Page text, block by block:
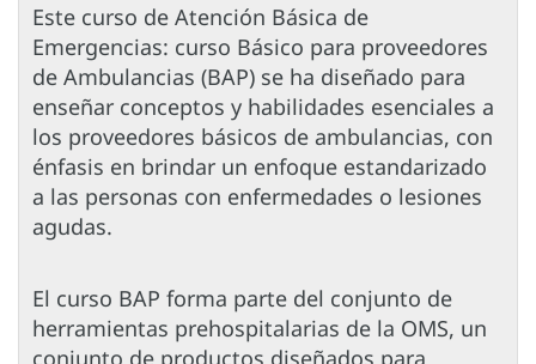
Este curso de Atención Básica de
Emergencias: curso Básico para proveedores
de Ambulancias (BAP) se ha diseñado para
enseñar conceptos y habilidades esenciales a
los proveedores básicos de ambulancias, con
énfasis en brindar un enfoque estandarizado
a las personas con enfermedades o lesiones
agudas.
El curso BAP forma parte del conjunto de
herramientas prehospitalarias de la OMS, un
conjunto de productos diseñados para